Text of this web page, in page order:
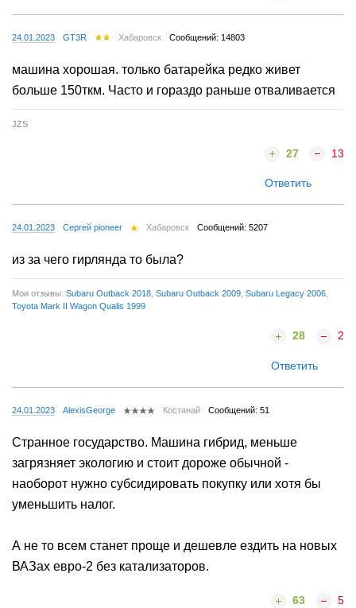
24.01.2023 GT3R Хабаровск Сообщений: 14803
машина хорошая. только батарейка редко живет
больше 150ткм. Часто и гораздо раньше отваливается
JZS
27 13
Ответить
24.01.2023 Сергей pioneer Хабаровск Сообщений: 5207
из за чего гирлянда то была?
Мои отзывы: Subaru Outback 2018 Subaru Outback 2009 Subaru Legacy 2006
Toyota Mark II Wagon Qualis 1999
28 2
Ответить
24.01.2023 AlexisGeorge Костанай Сообщений: 51
Странное государство. Машина гибрид, меньше
загрязняет экологию и стоит дороже обычной -
наоборот нужно субсидировать покупку или хотя бы
уменьшить налог.
А не то всем станет проще и дешевле ездить на новых
ВАЗах евро-2 без катализаторов.
63 5